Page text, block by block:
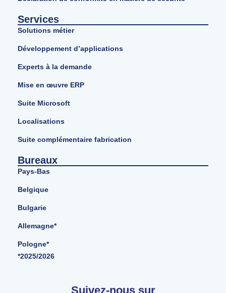
Services
Solutions métier
Développement d’applications
Experts à la demande
Mise en œuvre ERP
Suite Microsoft
Localisations
Suite complémentaire fabrication
Bureaux
Pays-Bas
Belgique
Bulgarie
Allemagne*
Pologne*
*2025/2026
Suivez-nous sur